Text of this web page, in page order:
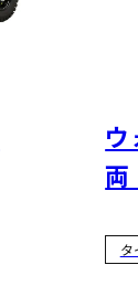
ウ
両
タ